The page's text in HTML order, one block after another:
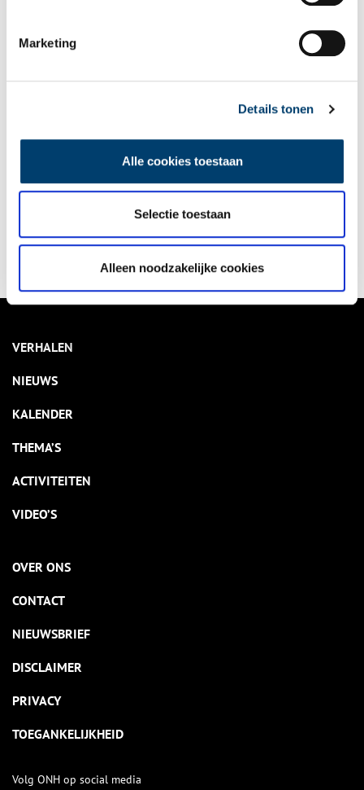
Marketing
Details tonen
Alle cookies toestaan
Selectie toestaan
Alleen noodzakelijke cookies
Hoorn en zijn eenhoorn
Bekijk kalender
VERHALEN
NIEUWS
KALENDER
THEMA’S
ACTIVITEITEN
VIDEO’S
OVER ONS
CONTACT
NIEUWSBRIEF
DISCLAIMER
PRIVACY
TOEGANKELIJKHEID
Volg ONH op social media